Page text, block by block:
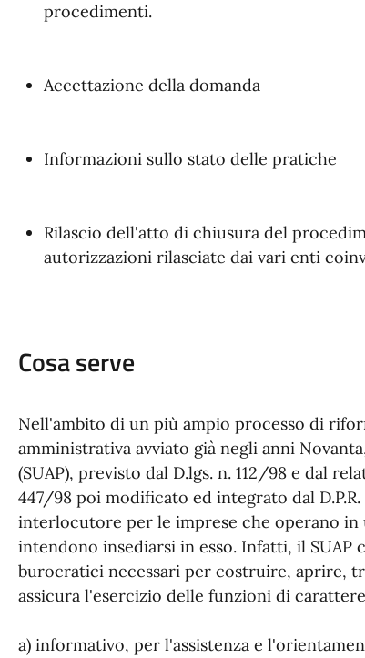
procedimenti.
Accettazione della domanda
Informazioni sullo stato delle pratiche
Rilascio dell'atto di chiusura del
autorizzazioni rilasciate dai vari enti
Cosa serve
Nell'ambito di un più ampio processo di
amministrativa avviato già negli anni
(SUAP), previsto dal D.lgs. n. 112/98 e dal
447/98 poi modificato ed integrato dal
interlocutore per le imprese che operano
intendono insediarsi in esso. Infatti, il SUAP
burocratici necessari per costruire, aprire,
assicura l'esercizio delle funzioni di
a) informativo, per l'assistenza e